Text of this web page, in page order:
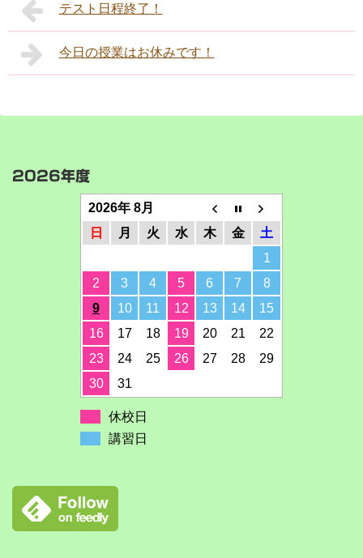
テスト日程終了！
今日の授業はお休みです！
2026年度
2026年 8月
日
月 火 水 木 金
土
1
2
3 4 5 6 7
8
9
10 11 12 13 14
15
16
17 18 19 20 21
22
23
24 25 26 27 28
29
30
31
休校日
講習日